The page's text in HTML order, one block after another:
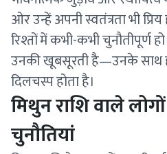
ओर उन्हें अपनी स्वतंत्रता भी
रिश्तों में कभी-कभी चुनौतीपूर्ण
उनकी खूबसूरती है—उनके
दिलचस्प होता है।
मिथुन राशि वाले
चुनौतियां